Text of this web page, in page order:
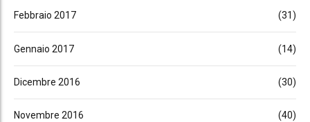
Febbraio 2017 (31)
Gennaio 2017 (14)
Dicembre 2016 (30)
Novembre 2016 (40)